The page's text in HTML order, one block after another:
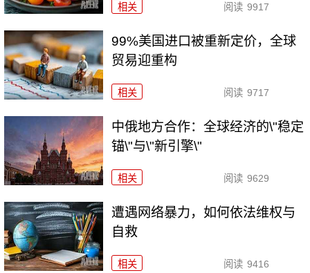
相关 阅读 9917
99%美国进口被重新定价，全球
贸易迎重构
相关 阅读 9717
中俄地方合作：全球经济的\"稳定
锚\"与\"新引擎\"
相关 阅读 9629
遭遇网络暴力，如何依法维权与
自救
相关 阅读 9416